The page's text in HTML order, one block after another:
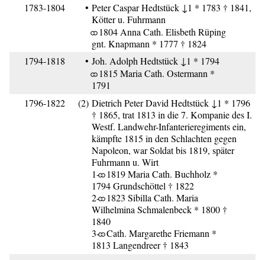
1783-1804
• Peter Caspar Hedtstück ↓1 * 1783 † 1841,
Kötter u. Fuhrmann
⚭ 1804 Anna Cath. Elisbeth Rüping
gnt. Knapmann * 1777 † 1824
1794-1818
• Joh. Adolph Hedtstück ↓1 * 1794
⚭ 1815 Maria Cath. Ostermann *
1791
1796-1822
(2) Dietrich Peter David Hedtstück ↓1 * 1796
† 1865, trat 1813 in die 7. Kompanie des I.
Westf. Landwehr-Infanterieregiments ein,
kämpfte 1815 in den Schlachten gegen
Napoleon, war Soldat bis 1819, später
Fuhrmann u. Wirt
1-⚭ 1819 Maria Cath. Buchholz *
1794 Grundschöttel † 1822
2-⚭ 1823 Sibilla Cath. Maria
Wilhelmina Schmalenbeck * 1800 †
1840
3-⚭ Cath. Margarethe Friemann *
1813 Langendreer † 1843